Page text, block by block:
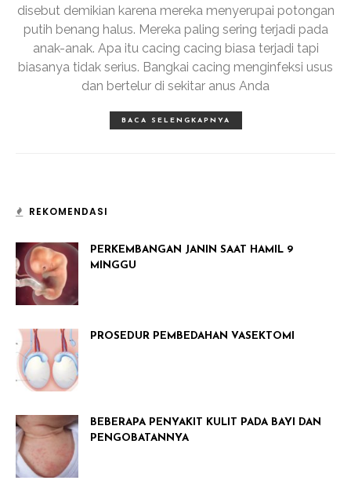
disebut demikian karena mereka menyerupai potongan
putih benang halus. Mereka paling sering terjadi pada
anak-anak. Apa itu cacing cacing biasa terjadi tapi
biasanya tidak serius. Bangkai cacing menginfeksi usus
dan bertelur di sekitar anus Anda
BACA SELENGKAPNYA
REKOMENDASI
PERKEMBANGAN JANIN SAAT HAMIL 9
MINGGU
PROSEDUR PEMBEDAHAN VASEKTOMI
BEBERAPA PENYAKIT KULIT PADA BAYI DAN
PENGOBATANNYA